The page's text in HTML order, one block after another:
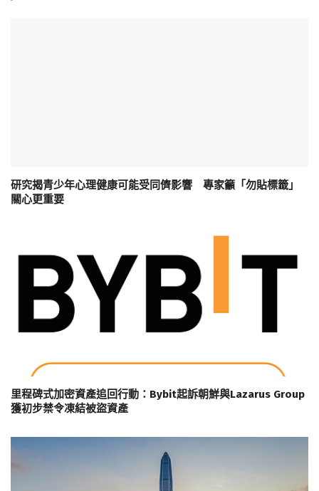
研究揭青少年心理健康可能受同儕影響 專家籲「勿貼標籤」
關心更重要
里程碑式加密資產追回行動：Bybit起訴朝鮮與Lazarus Group
獲初步禁令凍結被盜資產